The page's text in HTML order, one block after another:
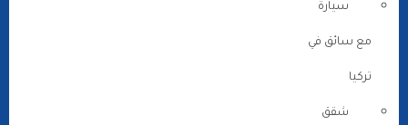
سيارة
مع سائق في
تركيا
شقق